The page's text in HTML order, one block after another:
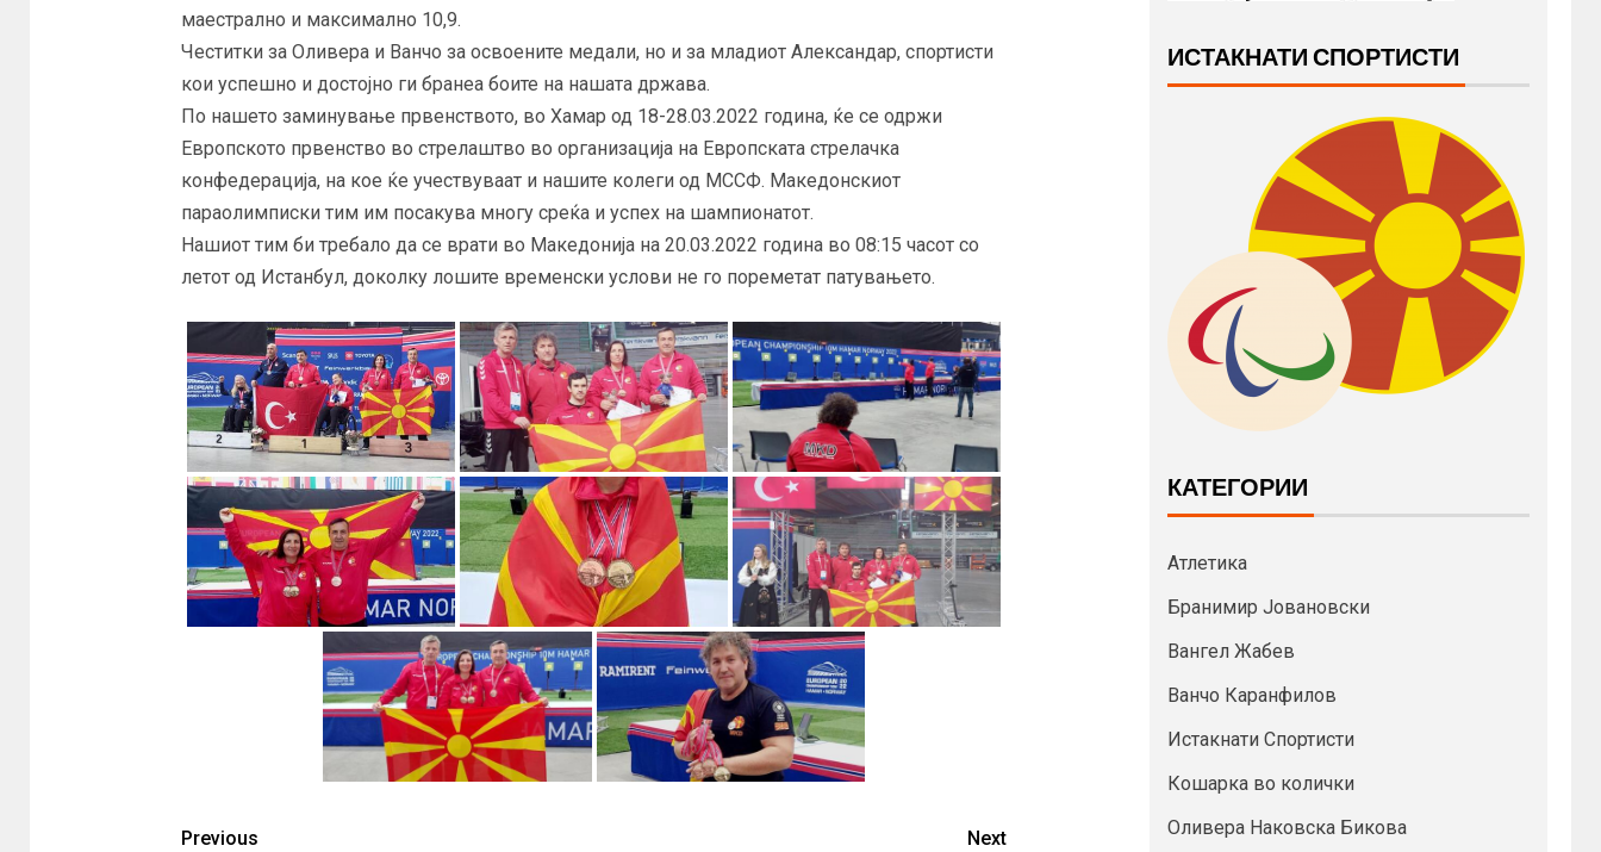
маестрално и максимално 10,9.
Честитки за Оливера и Ванчо за освоените медали, но и за младиот Александар, спортисти
кои успешно и достојно ги бранеа боите на нашата држава.
По нашето заминување првенството, во Хамар од 18-28.03.2022 година, ќе се одржи
Европското првенство во стрелаштво во организација на Европската стрелачка
конфедерација, на кое ќе учествуваат и нашите колеги од МССФ. Македонскиот
параолимписки тим им посакува многу среќа и успех на шампионатот.
Нашиот тим би требало да се врати во Македонија на 20.03.2022 година во 08:15 часот со
летот од Истанбул, доколку лошите временски услови не го пореметат патувањето.
Previous
Next
ИСТАКНАТИ СПОРТИСТИ
КАТЕГОРИИ
Атлетика
Бранимир Јовановски
Вангел Жабев
Ванчо Каранфилов
Истакнати Спортисти
Кошарка во колички
Оливера Наковска Бикова